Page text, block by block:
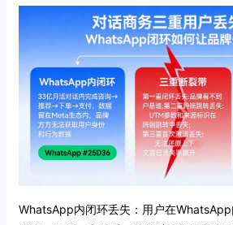
WhatsApp内闭环丢失：用户在